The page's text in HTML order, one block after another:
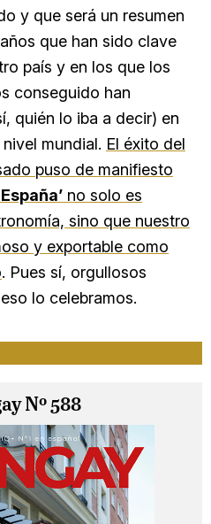
y que será un resumen
que han sido clave
país y en los que los
conseguido han
quién lo iba a decir) en
mundial. El éxito del
puso de manifiesto
no solo es
sino que nuestro
y exportable como
. Pues sí, orgullosos
lo celebramos.
Nº 588